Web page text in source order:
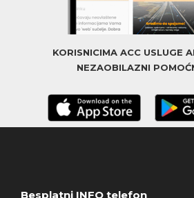
KORISNICIMA ACC USLUGE
NEZAOBILAZNI
Besplatni INFO telefon